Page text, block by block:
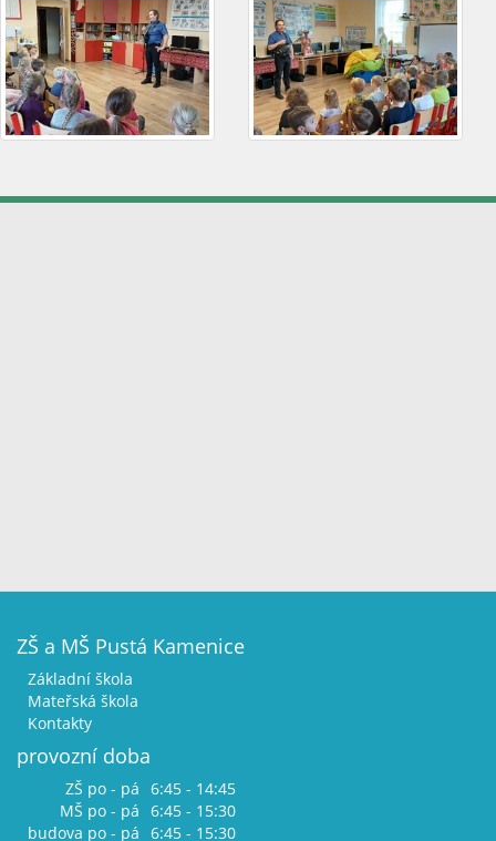
ZŠ a MŠ Pustá Kamenice
Základní škola
Mateřská škola
Kontakty
provozní doba
ZŠ po - pá 6:45 - 14:45
MŠ po - pá 6:45 - 15:30
budova po - pá 6:45 - 15:30